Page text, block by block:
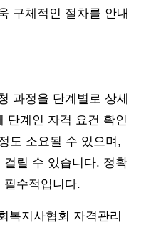
구체적인 절차를 안내
과정을 단계별로 상세
단계인 자격 요건 확인
도 소요될 수 있으며,
릴 수 있습니다. 정확
수적입니다.
복지사협회 자격관리